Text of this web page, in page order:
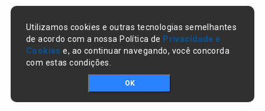
Utilizamos cookies e outras tecnologias semelhantes
de acordo com a nossa Política de Privacidade e
Cookies e, ao continuar navegando, você concorda
com estas condições.
OK